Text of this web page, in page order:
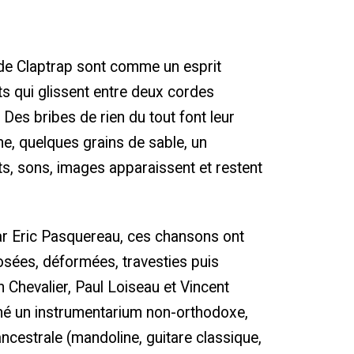
Claptrap sont comme un esprit
qui glissent entre deux cordes
bribes de rien du tout font leur
quelques grains de sable, un
sons, images apparaissent et restent
Eric Pasquereau, ces chansons ont
déformées, travesties puis
Paul Loiseau et Vincent
un instrumentarium non-orthodoxe,
(mandoline, guitare classique,